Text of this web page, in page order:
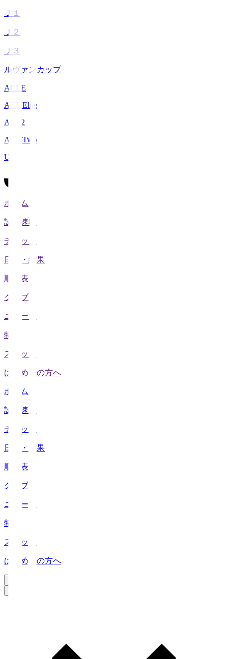
Ｊ１
Ｊ２
Ｊ３
ルヴァンカップ
ACLE
ACL Elite
ACL2
ACL Two
U-21
ホーム
試合速報
チケット
日程・結果
順位表
クラブ
ニュース
特集
スタッツ
はじめての方へ
ホーム
試合速報
チケット
日程・結果
順位表
クラブ
ニュース
特集
スタッツ
はじめての方へ